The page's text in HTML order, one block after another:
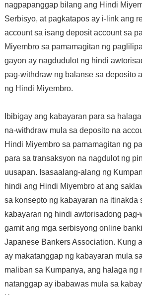
nagpapanggap bilang ang Hindi
Serbisyo, at pagkatapos ay i-link ang
account sa isang deposit account sa
Miyembro sa pamamagitan ng
gayon ay nagdudulot ng hindi
pag-withdraw ng balanse sa deposito
ng Hindi Miyembro.
Ibibigay ang kabayaran para sa
na-withdraw mula sa deposito na
Hindi Miyembro sa pamamagitan ng
para sa transaksyon na nagdulot ng
uusapan. Isasaalang-alang ng
hindi ang Hindi Miyembro at ang
sa konsepto ng kabayaran na itinakda
kabayaran ng hindi awtorisadong
gamit ang mga serbisyong online
Japanese Bankers Association. Kung
ay makatanggap ng kabayaran mula
maliban sa Kumpanya, ang halaga ng
natanggap ay ibabawas mula sa